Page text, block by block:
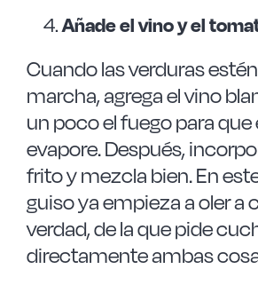
Añade el vino y el
Cuando las verduras
marcha, agrega el vino
un poco el fuego para que
evapore. Después,
frito y mezcla bien. En
guiso ya empieza a oler a
verdad, de la que pide
directamente ambas